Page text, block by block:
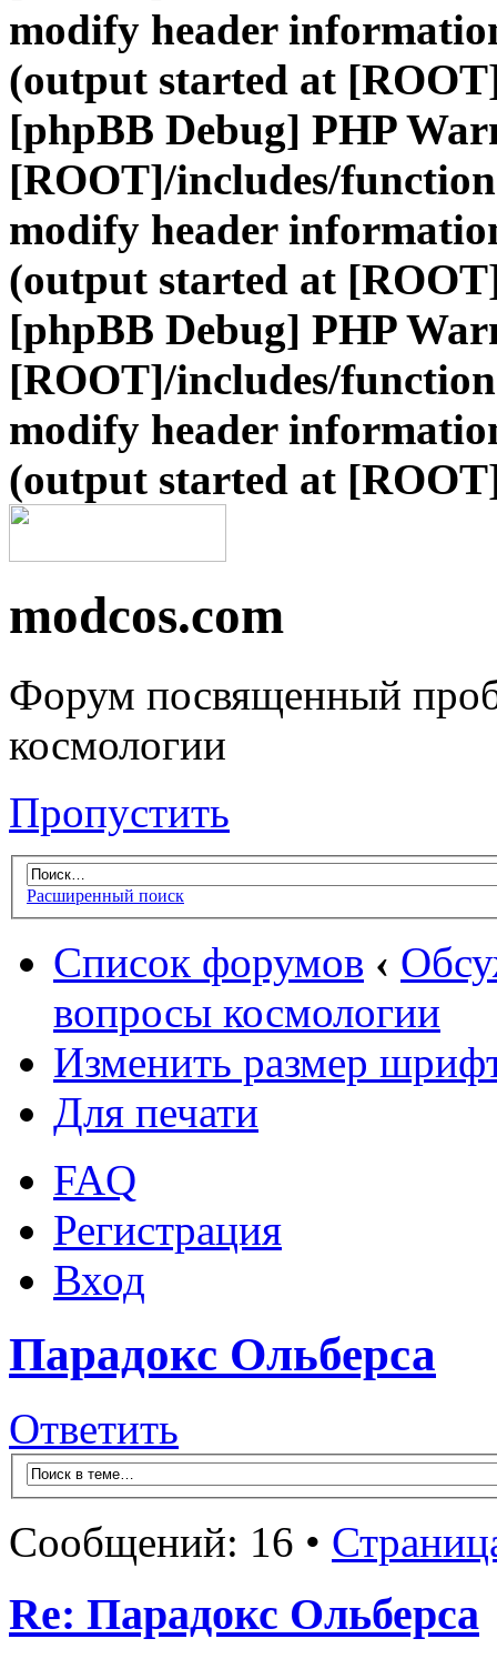
modify header
(output started at
[phpBB Debug] PHP
[ROOT]/includes/
modify header
(output started at
[phpBB Debug] PHP
[ROOT]/includes/
modify header
(output started at
modcos.com
Форум посвященный
космологии
Пропустить
Расширенный поиск
Список форумов ‹
вопросы космологии
Изменить размер
Для печати
FAQ
Регистрация
Вход
Парадокс Ольберса
Ответить
Сообщений: 16 •
Re: Парадокс Ольберса